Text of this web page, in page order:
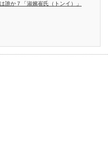
誰か７「淑嬪崔氏（トンイ）」